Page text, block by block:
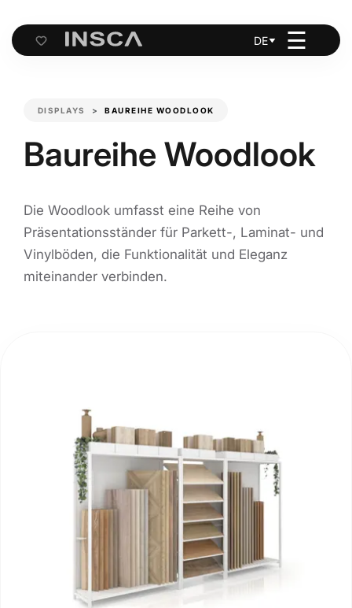
Cart
DE ☰
DISPLAYS BAUREIHE WOODLOOK
Baureihe Woodlook
Die Woodlook umfasst eine Reihe von
Präsentationsständer für Parkett-, Laminat- und
Vinylböden, die Funktionalität und Eleganz
miteinander verbinden.